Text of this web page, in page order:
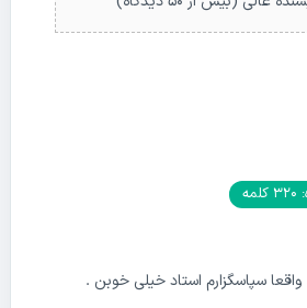
سپاسگزارم استاد خیلی خوبن .